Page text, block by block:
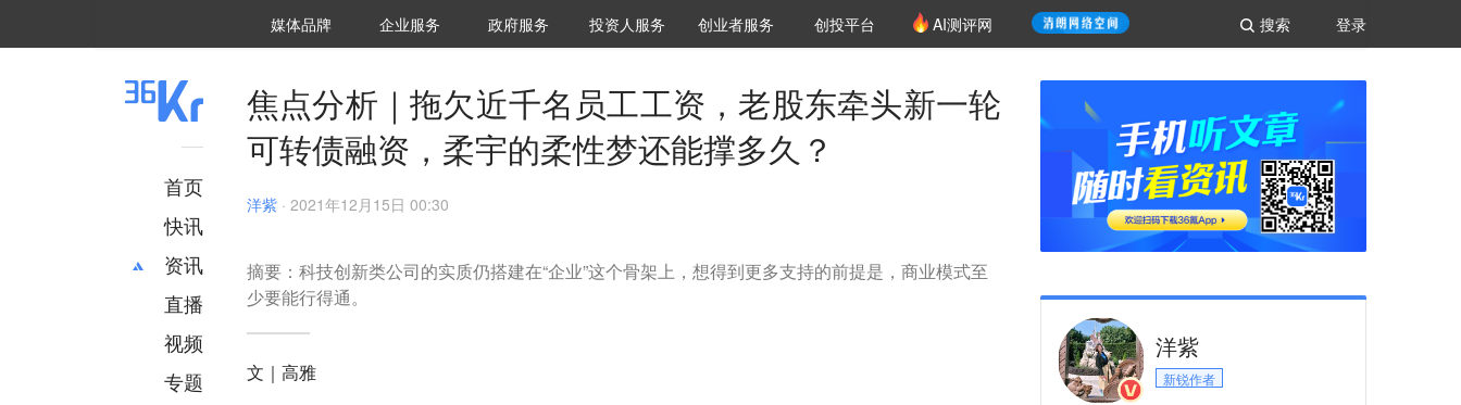
登录
搜索
媒体品牌 36Kr研究院
企业服务 城市之窗
政府服务 VClub投资机构库
投资机构职位推介
投资人服务 创投氪堂
创业者服务 创投平台 AI测评网
首页
快讯
资讯
推荐
财经
项目推荐
直播
视频
专题
焦点分析｜拖欠近千名员工工资，老股东牵头新一轮
可转债融资，柔宇的柔性梦还能撑多久？
洋紫 · 2021年12月15日 00:30
摘要：科技创新类公司的实质仍搭建在“企业”这个骨架上，想得到更多支持的前提是，商业模式至
少要能行得通。
文｜高雅
洋紫
新锐作者